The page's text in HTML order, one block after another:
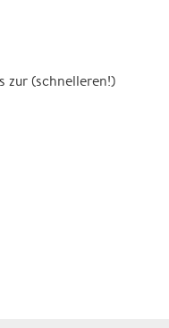
zur (schnelleren!)